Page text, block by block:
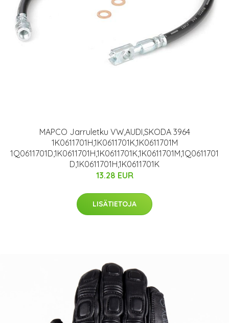
MAPCO Jarruletku VW,AUDI,SKODA 3964
1K0611701H,1K0611701K,1K0611701M
1Q0611701D,1K0611701H,1K0611701K,1K0611701M,1Q0611701
D,1K0611701H,1K0611701K
13.28 EUR
LISÄTIETOJA